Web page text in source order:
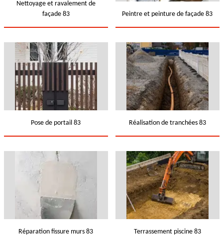
Nettoyage et ravalement de
façade 83
Peintre et peinture de façade 83
Pose de portail 83 Réalisation de tranchées 83
Réparation fissure murs 83 Terrassement piscine 83